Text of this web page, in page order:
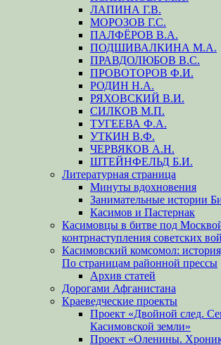
ЛАПИНА Г.В.
МОРОЗОВ Г.С.
ПАЛФЁРОВ В.А.
ПОДШИВАЛКИНА М.А.
ПРАВДОЛЮБОВ В.С.
ПРОВОТОРОВ Ф.И.
РОДИН Н.А.
РЯХОВСКИЙ В.И.
СИЛКОВ М.П.
ТУГЕЕВА Ф.А.
УТКИН В.Ф.
ЧЕРВЯКОВ А.Н.
ШТЕЙНФЕЛЬД Б.И.
Литературная страница
Минуты вдохновения
Занимательные истории
Касимов и Пастернак
Касимовцы в битве под
контрнаступления советских
Касимовский комсомол:
По страницам районной прессы
Архив статей
Дорогами Афганистана
Краеведческие проекты
Проект «Двойной след.
Касимовской земли»
Проект «Оленины.